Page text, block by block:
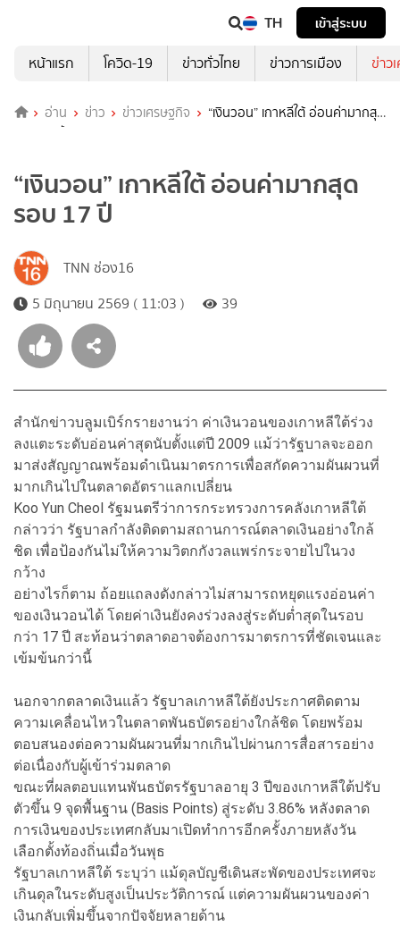
TH
เข้าสู่ระบบ
หน้าแรก
โควิด-19 ข่าวทั่วไทย ข่าวการเมือง ข่าว
อ่าน ข่าว ข่าวเศรษฐกิจ
“เงินวอน” เกาหลีใต้ อ่อนค่ามากสุด
รอบ 17 ปี
“เงินวอน” เกาหลีใต้ อ่อนค่ามากสุด
รอบ 17 ปี
TNN ช่อง16
5 มิถุนายน 2569 ( 11:03 )
39
สำนักข่าวบลูมเบิร์กรายงานว่า ค่าเงินวอนของเกาหลีใต้ร่วง
ลงแตะระดับอ่อนค่าสุดนับตั้งแต่ปี 2009 แม้ว่ารัฐบาลจะออก
มาส่งสัญญาณพร้อมดำเนินมาตรการเพื่อสกัดความผันผวนที่
มากเกินไปในตลาดอัตราแลกเปลี่ยน
Koo Yun Cheol รัฐมนตรีว่าการกระทรวงการคลังเกาหลีใต้
กล่าวว่า รัฐบาลกำลังติดตามสถานการณ์ตลาดเงินอย่างใกล้
ชิด เพื่อป้องกันไม่ให้ความวิตกกังวลแพร่กระจายไปในวง
กว้าง
อย่างไรก็ตาม ถ้อยแถลงดังกล่าวไม่สามารถหยุดแรงอ่อนค่า
ของเงินวอนได้ โดยค่าเงินยังคงร่วงลงสู่ระดับต่ำสุดในรอบ
กว่า 17 ปี สะท้อนว่าตลาดอาจต้องการมาตรการที่ชัดเจนและ
เข้มข้นกว่านี้
นอกจากตลาดเงินแล้ว รัฐบาลเกาหลีใต้ยังประกาศติดตาม
ความเคลื่อนไหวในตลาดพันธบัตรอย่างใกล้ชิด โดยพร้อม
ตอบสนองต่อความผันผวนที่มากเกินไปผ่านการสื่อสารอย่าง
ต่อเนื่องกับผู้เข้าร่วมตลาด
ขณะที่ผลตอบแทนพันธบัตรรัฐบาลอายุ 3 ปีของเกาหลีใต้ปรับ
ตัวขึ้น 9 จุดพื้นฐาน (Basis Points) สู่ระดับ 3.86% หลังตลาด
การเงินของประเทศกลับมาเปิดทำการอีกครั้งภายหลังวัน
เลือกตั้งท้องถิ่นเมื่อวันพุธ
รัฐบาลเกาหลีใต้ ระบุว่า แม้ดุลบัญชีเดินสะพัดของประเทศจะ
เกินดุลในระดับสูงเป็นประวัติการณ์ แต่ความผันผวนของค่า
เงินกลับเพิ่มขึ้นจากปัจจัยหลายด้าน